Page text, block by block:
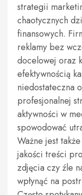
strategii
chaotycznych
finansowych.
reklamy bez
docelowej oraz
efektywnością
niedostateczna
profesjonalnej
aktywności w
spowodować
Ważne jest
jakości treści
zdjęcia czy źle
wpłynąć na